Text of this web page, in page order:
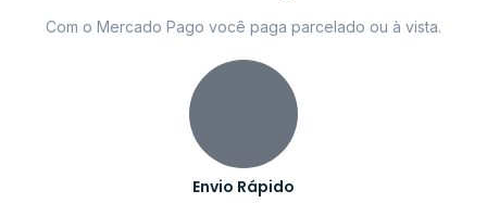
Com o Mercado Pago você paga parcelado ou à vista.
Envio Rápido